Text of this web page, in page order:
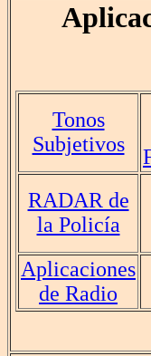
Tonos
Subjetivos
RADAR de
la Policía
Aplicaciones
de Radio